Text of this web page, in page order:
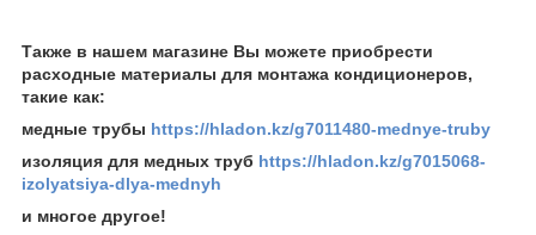
Также в нашем магазине Вы можете приобрести
расходные материалы для монтажа кондиционеров,
такие как:
медные трубы https://hladon.kz/g7011480-mednye-truby
изоляция для медных труб https://hladon.kz/g7015068-
izolyatsiya-dlya-mednyh
и многое другое!